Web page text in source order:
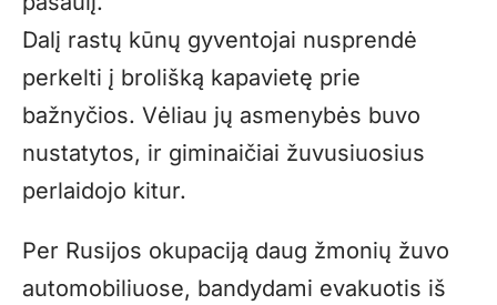
Dalį rastų kūnų gyventojai nusprendė
perkelti į brolišką kapavietę prie
bažnyčios. Vėliau jų asmenybės buvo
nustatytos, ir giminaičiai žuvusiuosius
perlaidojo kitur.
Per Rusijos okupaciją daug žmonių žuvo
automobiliuose, bandydami evakuotis iš